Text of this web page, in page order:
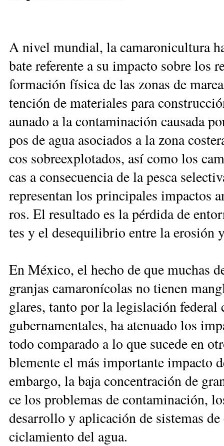
A ni­vel mun­dial, la ca­ma­ro­ni­cul­tu­ra
ba­te re­fe­ren­te a su im­pac­to so­bre los
for­ma­ción fí­sica de las zo­nas de
ten­ción de ma­te­ria­les pa­ra
au­na­do a la con­ta­mi­na­ción cau­sa­da
pos de agua aso­cia­dos a la zo­na
cos so­breex­plo­ta­dos, así co­mo los
cas a con­se­cuen­cia de la pes­ca
re­pre­sen­tan los prin­ci­pa­les im­pac­tos
ros. El re­sul­ta­do es la pér­di­da de
tes y el de­se­qui­li­brio en­tre la ero­sión
En Mé­xi­co, el he­cho de que mu­chas
gran­jas ca­ma­ro­ní­co­las no tie­nen
gla­res, tan­to por la le­gis­la­ción
gu­ber­na­men­ta­les, ha ate­nua­do los
to­do com­pa­ra­do a lo que su­ce­de en
ble­men­te el más im­por­tan­te im­pac­to
em­bar­go, la ba­ja con­cen­tra­ción de
ce los pro­ble­mas de con­ta­mi­na­ción,
de­sa­rro­llo y apli­ca­ción de sis­te­mas
ci­cla­mien­to del agua.